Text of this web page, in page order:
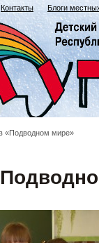
Контакты Блоги
«Подводном мире»